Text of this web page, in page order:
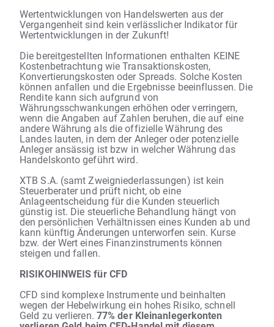
Wertentwicklungen von Handelswerten aus der
Vergangenheit sind kein verlässlicher Indikator für
Wertentwicklungen in der Zukunft!
Die bereitgestellten Informationen enthalten KEINE
Kostenbetrachtung wie Transaktionskosten,
Konvertierungskosten oder Spreads. Solche Kosten
können anfallen und die Ergebnisse beeinflussen. Die
Rendite kann sich aufgrund von
Währungsschwankungen erhöhen oder verringern,
wenn die Angaben auf Zahlen beruhen, die auf eine
andere Währung als die offizielle Währung des
Landes lauten, in dem der Anleger oder potenzielle
Anleger ansässig ist bzw in welcher Währung das
Handelskonto geführt wird.
XTB S.A. (samt Zweigniederlassungen) ist kein
Steuerberater und prüft nicht, ob eine
Anlageentscheidung für die Kunden steuerlich
günstig ist. Die steuerliche Behandlung hängt von
den persönlichen Verhältnissen eines Kunden ab und
kann künftig Änderungen unterworfen sein. Kurse
bzw. der Wert eines Finanzinstruments können
steigen und fallen.
RISIKOHINWEIS für CFD
CFD sind komplexe Instrumente und beinhalten
wegen der Hebelwirkung ein hohes Risiko, schnell
Geld zu verlieren. 77% der Kleinanlegerkonten